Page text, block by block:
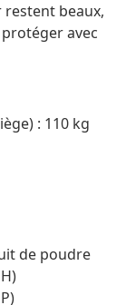
beaux,
avec
: 110 kg
de poudre